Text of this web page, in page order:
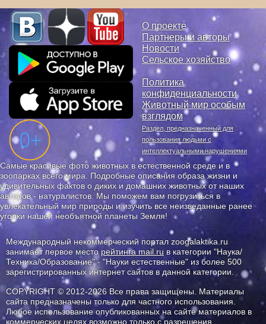
О проекте
Партнеры и авторы
Новости
Сельское хозяйство
Политика
конфиденциальности
Животный мир особым
взглядом
Раздел, предназначенный для
пользования людьми с
интеллектуальными нарушениями
Самые красивые фото животных в естественной среде и в
зоопарках всего мира. Подробные описания образа жизни и
удивительных фактов о диких и домашних животных от наших
авторов - натуралистов. Мы поможем вам погрузиться в
увлекательный мир природы и изучить все неизведанные ранее
уголки нашей необъятной планеты Земля!
Международный некоммерческий портал zoogalaktika.ru
занимает первое месторейтинга mail.ru в категории "Наука/
Техника/Образование" - "Науки естественные" из более 500
зарегистрированных интернет сайтов в данной категории.
COPYRIGHT © 2012-2026 Все права защищены. Материалы
сайта предназначены только для частного использования.
Любое использование опубликованных на сайте материалов в
коммерческих целях возможно только с разрешения